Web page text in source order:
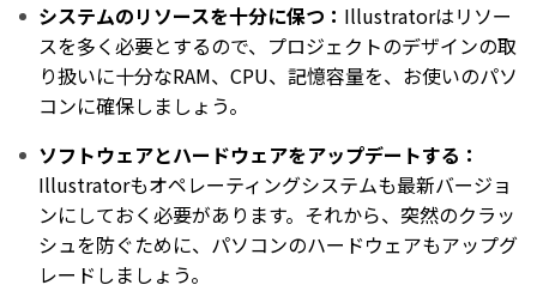
システムのリソースを十分に保つ： Illustratorはリソー
スを多く必要とするので、プロジェクトのデザインの取
り扱いに十分なRAM、CPU、記憶容量を、お使いのパソ
コンに確保しましょう。
ソフトウェアとハードウェアをアップデートする：
Illustratorもオペレーティングシステムも最新バージョ
ンにしておく必要があります。それから、突然のクラッ
シュを防ぐために、パソコンのハードウェアもアップグ
レードしましょう。